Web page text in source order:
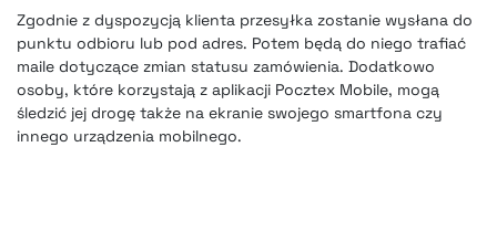
Zgodnie z dyspozycją klienta przesyłka zostanie wysłana do
punktu odbioru lub pod adres. Potem będą do niego trafiać
maile dotyczące zmian statusu zamówienia. Dodatkowo
osoby, które korzystają z aplikacji Pocztex Mobile, mogą
śledzić jej drogę także na ekranie swojego smartfona czy
innego urządzenia mobilnego.